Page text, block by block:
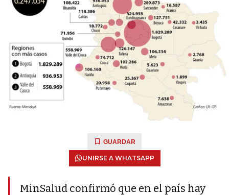
GUARDAR
UNIRSE A WHATSAPP
MinSalud confirmó que en el país hay